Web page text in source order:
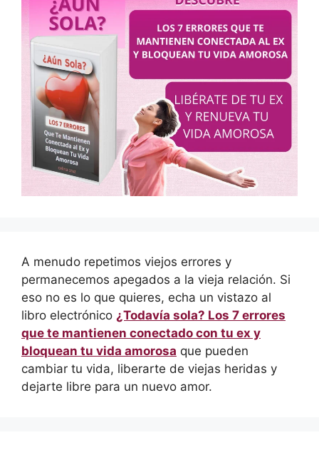
A menudo repetimos viejos errores y
permanecemos apegados a la vieja relación. Si
eso no es lo que quieres, echa un vistazo al
libro electrónico ¿Todavía sola? Los 7 errores
que te mantienen conectado con tu ex y
bloquean tu vida amorosa que pueden
cambiar tu vida, liberarte de viejas heridas y
dejarte libre para un nuevo amor.